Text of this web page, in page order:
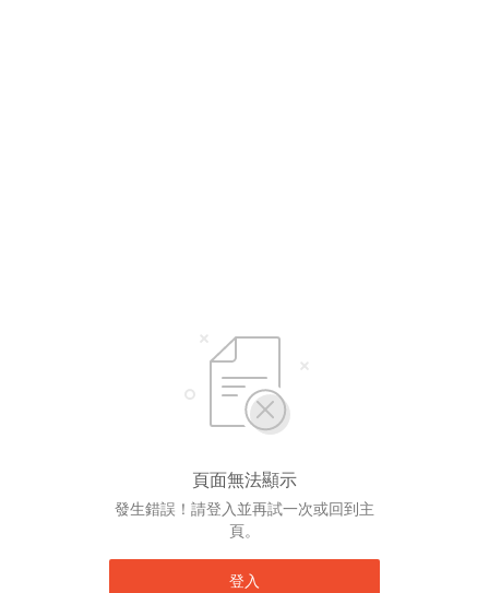
頁面無法顯示
發生錯誤！請登入並再試一次或回到主
頁。
登入